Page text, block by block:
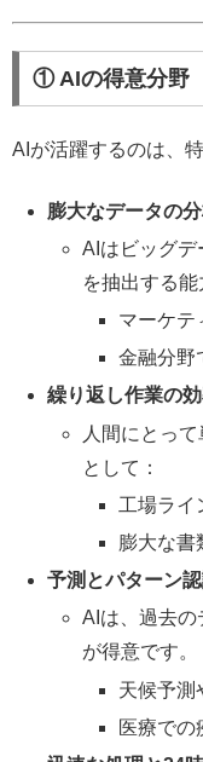
① AIの得意分野
AIが活躍するのは、
膨大なデータの
AIはビッグデ
を抽出する
マーケテ
金融分野
繰り返し作業の
人間にとっ
として：
工場ライ
膨大な書
予測とパターン
AIは、過去
が得意です。
天候予測
医療での